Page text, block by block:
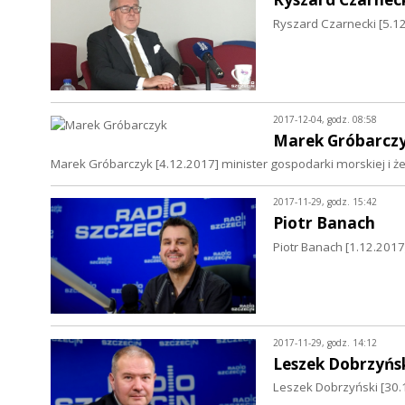
Ryszard Czarnecki
2017-12-04, godz. 08:58
Marek
Marek Gróbarczyk [4.12.2017] minister gospodarki morskiej i
2017-11-29, godz. 15:42
Piotr Banach
Piotr Banach
2017-11-29, godz. 14:12
Leszek
Leszek Dobrzyński